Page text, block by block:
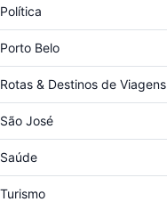
Política
Porto Belo
Rotas & Destinos de Viagens
São José
Saúde
Turismo